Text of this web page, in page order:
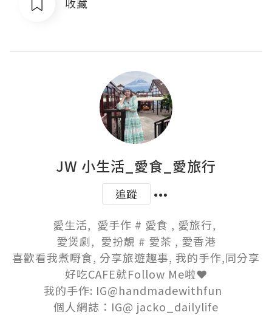
JW 小生活_愛食_愛旅行
追蹤
愛生活,  愛手作 # 愛食 , 愛旅行,
愛煲劇,  愛扮靚 # 愛茶 , 愛香港
喜歡看我煮嘢食, 分享旅遊趣事, 我的手作,同分享
好吃CAFE就Follow Me啦❤️
我的手作: IG@handmadewithfun
個人網誌：IG@ jacko_dailylife